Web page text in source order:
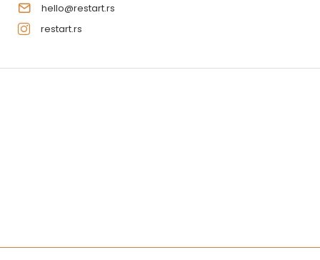
hello@restart.rs
restart.rs